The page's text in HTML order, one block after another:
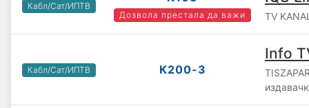
Кабл/Сат/ИПТВ
Дозвола престала да важи TV
Кабл/Сат/ИПТВ К200-3
Info